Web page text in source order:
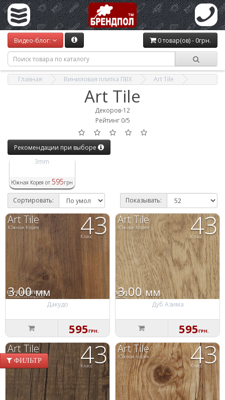
Видео-блог: 0 товар(ов) - 0грн.
Главная Виниловая плитка ПВХ Art Tile
Art Tile
Декоров-12
Рейтинг 0/5
Рекомендации при выборе
3mm
Южная Корея от595грн
Сортировать: Показывать:
Дакудо
43
Класс
Art Tile
Южная Корея
3.00мм
595ГРН.
Дуб Азима
43
Класс
Art Tile
Южная Корея
3.00мм
595ГРН.
43
Класс
Art Tile
Южная Корея 43
Класс
Art Tile
Южная Корея
ФИЛЬТР